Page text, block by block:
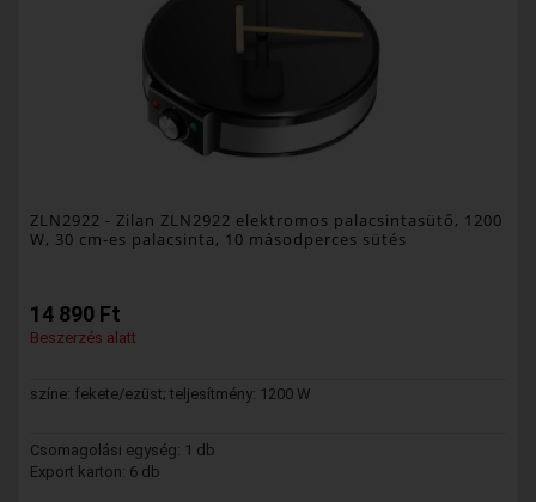
ZLN2922 - Zilan ZLN2922 elektromos palacsintasütő, 1200
W, 30 cm-es palacsinta, 10 másodperces sütés
14 890 Ft
Beszerzés alatt
színe: fekete/ezüst; teljesítmény: 1200 W
Csomagolási egység: 1 db
Export karton: 6 db